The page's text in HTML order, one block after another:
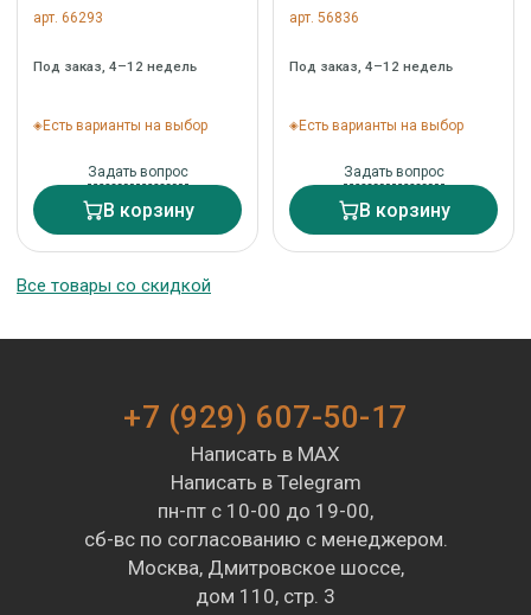
арт. 66293
Под заказ, 4–12 недель
Есть варианты на выбор
Задать вопрос
В корзину
арт. 56836
Под заказ, 4–12 недель
Есть варианты на выбор
Задать вопрос
В корзину
Все товары со скидкой
+7 (929) 607-50-17
Написать в MAX
Написать в Telegram
пн-пт с 10-00 до 19-00,
сб-вс по согласованию с менеджером.
Москва, Дмитровское шоссе,
дом 110, стр. 3